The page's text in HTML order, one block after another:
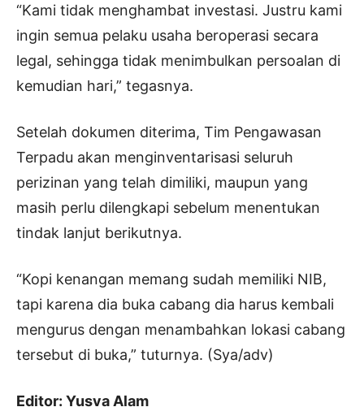
“Kami tidak menghambat investasi. Justru kami
ingin semua pelaku usaha beroperasi secara
legal, sehingga tidak menimbulkan persoalan di
kemudian hari,” tegasnya.
Setelah dokumen diterima, Tim Pengawasan
Terpadu akan menginventarisasi seluruh
perizinan yang telah dimiliki, maupun yang
masih perlu dilengkapi sebelum menentukan
tindak lanjut berikutnya.
“Kopi kenangan memang sudah memiliki NIB,
tapi karena dia buka cabang dia harus kembali
mengurus dengan menambahkan lokasi cabang
tersebut di buka,” tuturnya. (Sya/adv)
Editor: Yusva Alam